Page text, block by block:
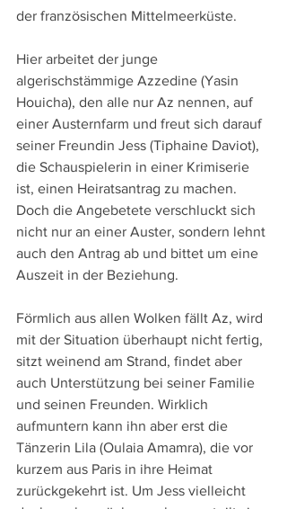
der französischen Mittelmeerküste.
Hier arbeitet der junge
algerischstämmige Azzedine (Yasin
Houicha), den alle nur Az nennen, auf
einer Austernfarm und freut sich darauf
seiner Freundin Jess (Tiphaine Daviot),
die Schauspielerin in einer Krimiserie
ist, einen Heiratsantrag zu machen.
Doch die Angebetete verschluckt sich
nicht nur an einer Auster, sondern lehnt
auch den Antrag ab und bittet um eine
Auszeit in der Beziehung.
Förmlich aus allen Wolken fällt Az, wird
mit der Situation überhaupt nicht fertig,
sitzt weinend am Strand, findet aber
auch Unterstützung bei seiner Familie
und seinen Freunden. Wirklich
aufmuntern kann ihn aber erst die
Tänzerin Lila (Oulaia Amamra), die vor
kurzem aus Paris in ihre Heimat
zurückgekehrt ist. Um Jess vielleicht